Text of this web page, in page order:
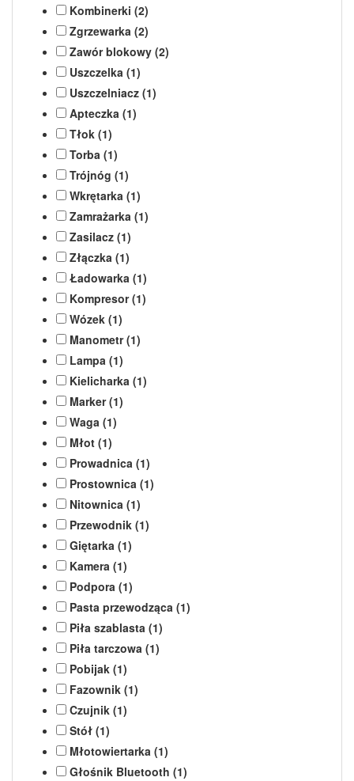
Kombinerki (2)
Zgrzewarka (2)
Zawór blokowy (2)
Uszczelka (1)
Uszczelniacz (1)
Apteczka (1)
Tłok (1)
Torba (1)
Trójnóg (1)
Wkrętarka (1)
Zamrażarka (1)
Zasilacz (1)
Złączka (1)
Ładowarka (1)
Kompresor (1)
Wózek (1)
Manometr (1)
Lampa (1)
Kielicharka (1)
Marker (1)
Waga (1)
Młot (1)
Prowadnica (1)
Prostownica (1)
Nitownica (1)
Przewodnik (1)
Giętarka (1)
Kamera (1)
Podpora (1)
Pasta przewodząca (1)
Piła szablasta (1)
Piła tarczowa (1)
Pobijak (1)
Fazownik (1)
Czujnik (1)
Stół (1)
Młotowiertarka (1)
Głośnik Bluetooth (1)